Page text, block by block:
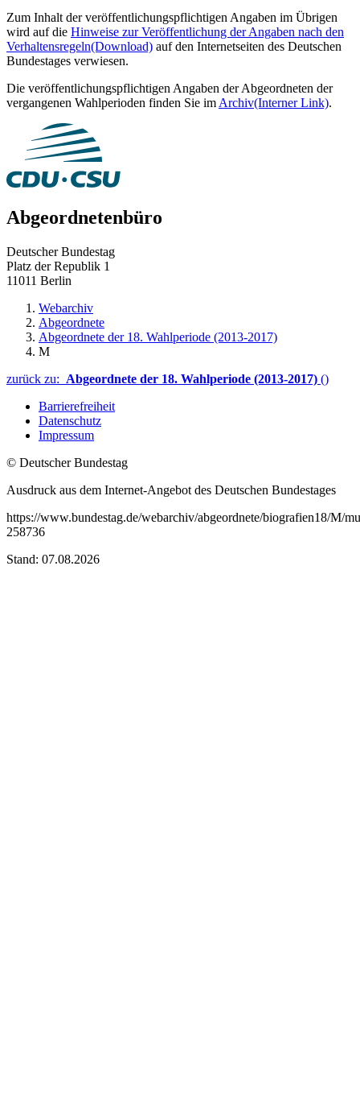
Zum Inhalt der veröffentlichungspflichtigen Angaben im Übrigen
wird auf die Hinweise zur Veröffentlichung der Angaben nach den
Verhaltensregeln(Download) auf den Internetseiten des Deutschen
Bundestages verwiesen.
Die veröffentlichungspflichtigen Angaben der Abgeordneten der
vergangenen Wahlperioden finden Sie im Archiv(Interner Link).
Abgeordnetenbüro
Deutscher Bundestag
Platz der Republik 1
11011 Berlin
Webarchiv
Abgeordnete
Abgeordnete der 18. Wahlperiode (2013-2017)
M
zurück zu: Abgeordnete der 18. Wahlperiode (2013-2017) ()
Barrierefreiheit
Datenschutz
Impressum
© Deutscher Bundestag
Ausdruck aus dem Internet-Angebot des Deutschen Bundestages
https://www.bundestag.de/webarchiv/abgeordnete/biografien18/M/
258736
Stand: 07.08.2026